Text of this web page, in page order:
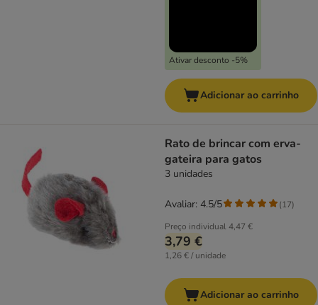
Ativar desconto -5%
Adicionar ao carrinho
Rato de brincar com erva-
gateira para gatos
3 unidades
Preço individual4,47 €
3,79 €
1,26 € / unidade
Avaliar: 4.5/5 (17)
Adicionar ao carrinho